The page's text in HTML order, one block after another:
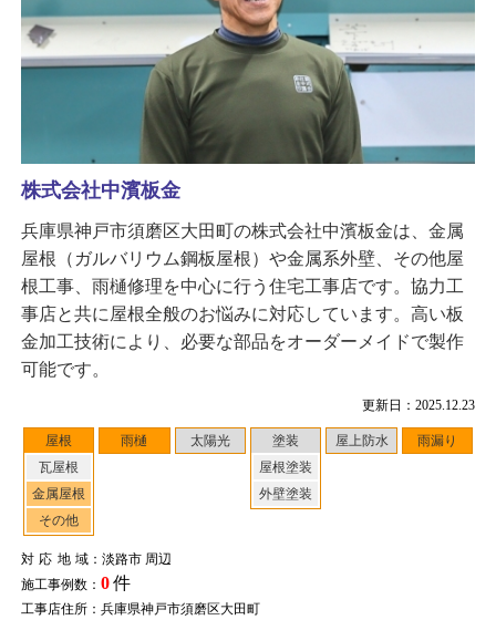
更新日：2025.12.23
屋根
瓦屋根
金属屋根
その他
雨樋 太陽光
塗装
屋根塗装
外壁塗装
屋上防水 雨漏り
対応地域：淡路市 周辺
施工事例数： 0件
工事店住所：兵庫県神戸市須磨区大田町
株式会社中濱板金
兵庫県神戸市須磨区大田町の株式会社中濱板金は、金属
屋根（ガルバリウム鋼板屋根）や金属系外壁、その他屋
根工事、雨樋修理を中心に行う住宅工事店です。協力工
事店と共に屋根全般のお悩みに対応しています。高い板
金加工技術により、必要な部品をオーダーメイドで製作
可能です。